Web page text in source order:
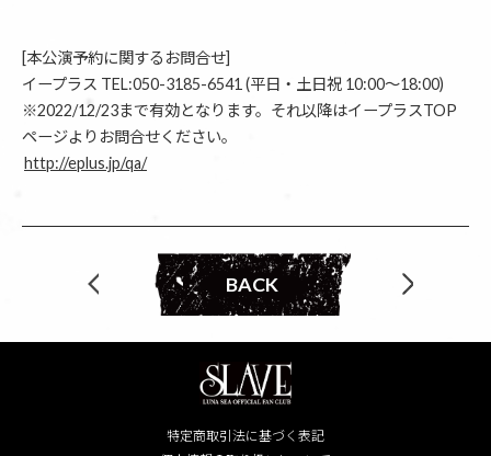
[本公演予約に関するお問合せ]
イープラス TEL:050-3185-6541 (平日・土日祝 10:00～18:00)
※2022/12/23まで有効となります。それ以降はイープラスTOP
ページよりお問合せください。
http://eplus.jp/qa/
BACK
特定商取引法に基づく表記